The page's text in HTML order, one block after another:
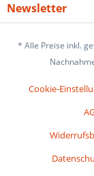
Newsletter
* Alle Preise inkl.
Cookie-